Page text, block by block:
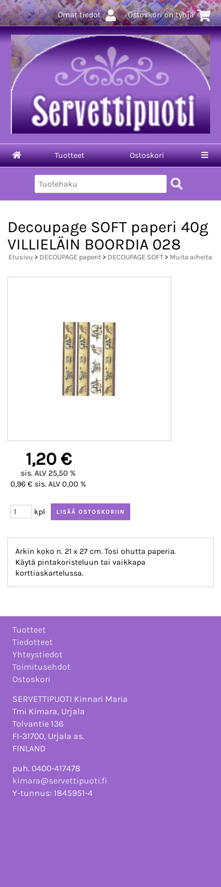
Omat tiedot Ostoskori on tyhjä
Tuotteet Ostoskori
Decoupage SOFT paperi 40g
VILLIELÄIN BOORDIA 028
Etusivu > DECOUPAGE paperit> DECOUPAGE SOFT> Muita aiheita
1,20 €
sis. ALV 25,50 %
0,96 € sis. ALV 0,00 %
kpl
Arkin koko n. 21 x 27 cm. Tosi ohutta paperia.
Käytä pintakoristeluun tai vaikkapa
korttiaskartelussa.
Tuotteet
Tiedotteet
Yhteystiedot
Toimitusehdot
Ostoskori
SERVETTIPUOTI Kinnari Maria
Tmi Kimara, Urjala
Tolvantie 136
FI-31700, Urjala as.
FINLAND
puh. 0400-417478
kimara@servettipuoti.fi
Y-tunnus: 1845951-4